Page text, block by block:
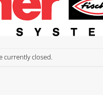
currently closed.